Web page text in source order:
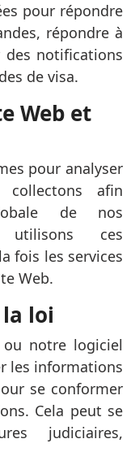
pour répondre
répondre à
des notifications
de visa.
Web et
pour analyser
afin
de nos
ces
fois les services
Web.
loi
notre logiciel
les informations
se conformer
Cela peut se
judiciaires,